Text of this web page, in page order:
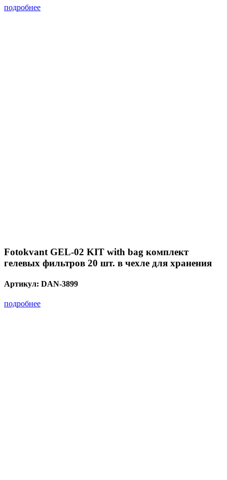
подробнее
Fotokvant GEL-02 KIT with bag комплект
гелевых фильтров 20 шт. в чехле для хранения
Артикул: DAN-3899
подробнее